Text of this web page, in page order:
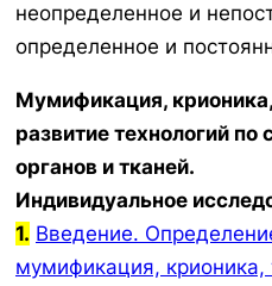
неопределенное и
определенное и
Мумификация,
развитие технологий
органов и тканей.
Индивидуальное
1. Введение.
мумификация, крионика,